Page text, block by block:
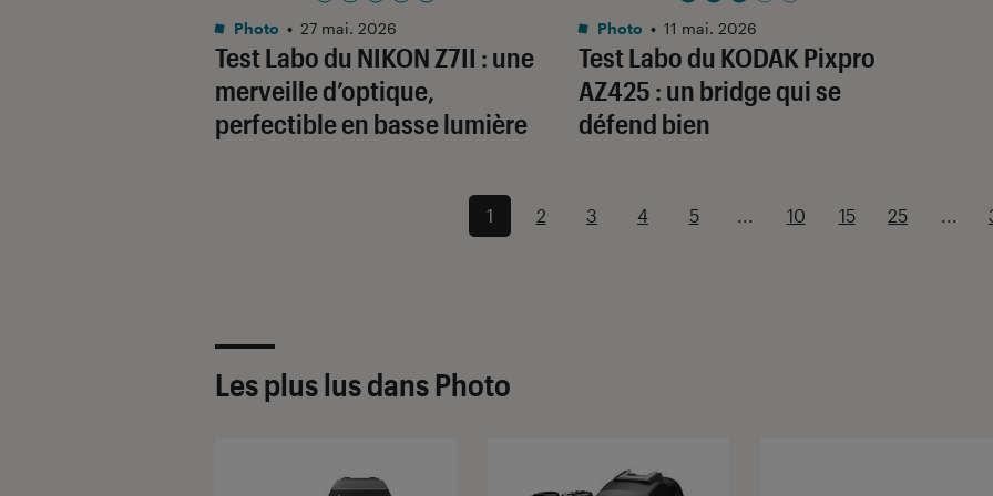
Test Labo du NIKON Z7II : une
merveille d’optique,
perfectible en basse lumière
Noté 5 étoiles sur 5
Photo • 27 mai. 2026
Test Labo du KODAK Pixpro
AZ425 : un bridge qui se
défend bien
Noté 3 étoiles sur 5
Photo • 11 mai. 2026
1 2 3 4 5 ... 10 15 25 ...
Les plus lus dans Photo